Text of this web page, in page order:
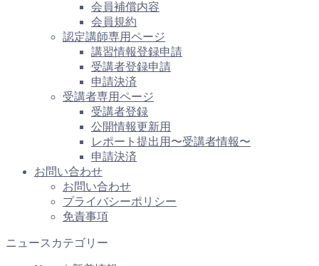
会員補償内容
会員規約
認定講師専用ページ
講習情報登録申請
受講者登録申請
申請決済
受講者専用ページ
受講者登録
公開情報更新用
レポート提出用〜受講者情報〜
申請決済
お問い合わせ
お問い合わせ
プライバシーポリシー
免責事項
ニュースカテゴリー